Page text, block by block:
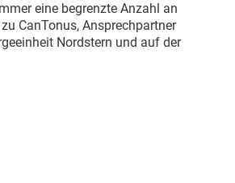
eine begrenzte Anzahl an
CanTonus, Ansprechpartner
Nordstern und auf der